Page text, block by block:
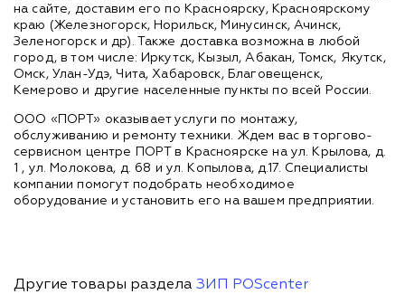
на сайте, доставим его по Красноярску, Красноярскому
краю (Железногорск, Норильск, Минусинск, Ачинск,
Зеленогорск и др). Также доставка возможна в любой
город, в том числе: Иркутск, Кызыл, Абакан, Томск, Якутск,
Омск, Улан-Удэ, Чита, Хабаровск, Благовещенск,
Кемерово и другие населенные пункты по всей России.
ООО «ПОРТ» оказывает услуги по монтажу,
обслуживанию и ремонту техники. Ждем вас в торгово-
сервисном центре ПОРТ в Красноярске на ул. Крылова, д.
1 , ул. Молокова, д. 68 и ул. Копылова, д.17. Специалисты
компании помогут подобрать необходимое
оборудование и установить его на вашем предприятии.
Другие товары раздела ЗИП POScenter